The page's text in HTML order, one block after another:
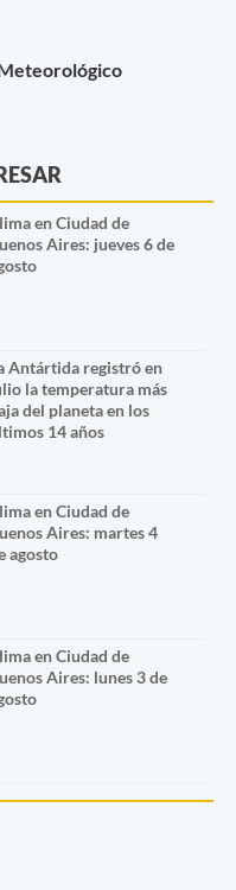
en Ciudad de
Aires: jueves 6 de
Antártida registró en
la temperatura más
del planeta en los
14 años
en Ciudad de
Aires: martes 4
agosto
en Ciudad de
Aires: lunes 3 de